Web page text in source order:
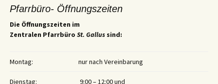
Pfarrbüro- Öffnungszeiten
Die Öffnungszeiten im
Zentralen Pfarrbüro St. Gallus sind:
Montag: nur nach Vereinbarung
Dienstag: 9:00 – 12:00 und